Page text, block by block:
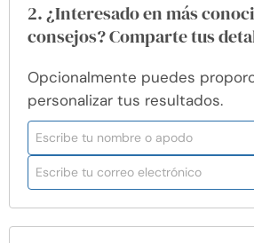
2. ¿Interesado en más
consejos? Comparte tus
Opcionalmente puedes
personalizar tus resultados.